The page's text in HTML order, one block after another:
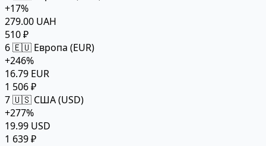
+17%
279.00 UAH
510 ₽
6🇪🇺 Европа (EUR)
+246%
16.79 EUR
1 506 ₽
7🇺🇸 США (USD)
+277%
19.99 USD
1 639 ₽